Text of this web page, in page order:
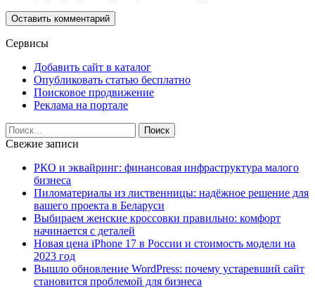
Сервисы
Добавить сайт в каталог
Опубликовать статью бесплатно
Поисковое продвижение
Реклама на портале
Свежие записи
РКО и эквайринг: финансовая инфраструктура малого
бизнеса
Пиломатериалы из лиственницы: надёжное решение для
вашего проекта в Беларуси
Выбираем женские кроссовки правильно: комфорт
начинается с деталей
Новая цена iPhone 17 в России и стоимость модели на
2023 год
Вышло обновление WordPress: почему устаревший сайт
становится проблемой для бизнеса